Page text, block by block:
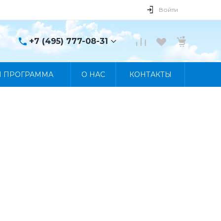
Войти
+7 (495) 777-08-31
+7 (495) 777-08-31
ПРОГРАММА О НАС КОНТАКТЫ